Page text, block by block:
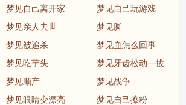
梦见自己离开家
梦见自己玩游戏
梦见亲人去世
梦见脚
梦见被追杀
梦见血怎么回事
梦见吃芋头
梦见牙齿松动一拔就掉
梦见顺产
梦见战争
梦见眼睛变漂亮
梦见自己擦粉